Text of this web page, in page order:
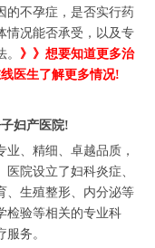
的不孕症，是否实行药
情况能否承受，以及专
》》想要知道更多治
医生了解更多情况!
妇产医院!
、精细、卓越品质，
院设立了妇科炎症、
、生殖整形、内分泌等
检验等相关的专业科
务。